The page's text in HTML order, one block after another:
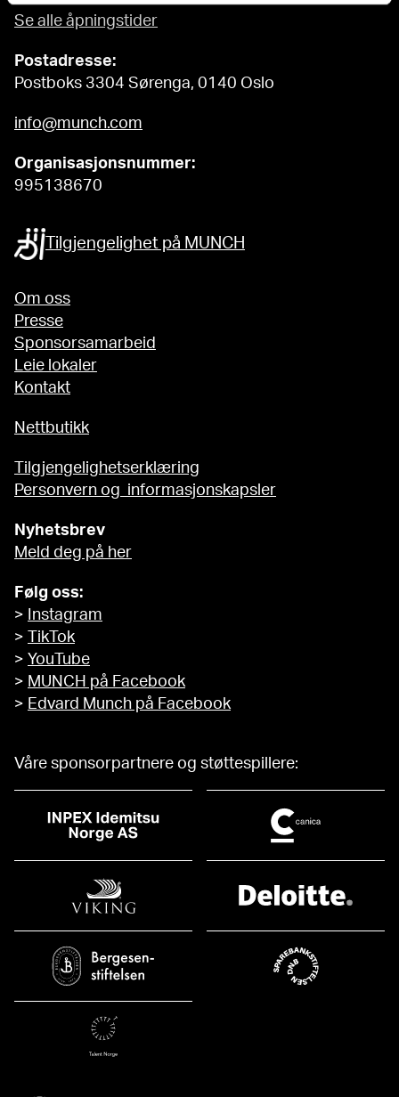
Se alle åpningstider
Postadresse:
Postboks 3304 Sørenga, 0140 Oslo
info@munch.com
Organisasjonsnummer:
995138670
Tilgjengelighet på MUNCH
Om oss
Presse
Sponsorsamarbeid
Leie lokaler
Kontakt
Nettbutikk
Tilgjengelighetserklæring
Personvern og informasjonskapsler
Nyhetsbrev
Meld deg på her
Følg oss:
>
Instagram
>
TikTok
> YouTube
> MUNCH på Facebook
> Edvard Munch på Facebook
Våre sponsorpartnere og støttespillere: